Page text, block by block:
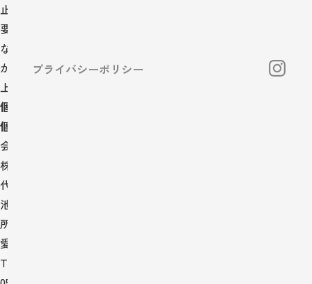
止・消去等を求める権利を有していることを確認し、これらの
要求ある場合には、異議なく速やかに対応します。
なお、当社の個人情報の取扱いにつきまして、ご意見、ご質問
がございましたら、下記までご連絡下さいますようお願い申し
上げます。
個人情報の取扱について
個人情報に関するお問合わせ先
会社名
株式会社ツリーズ
代 表
池野友昭
所在地
愛知県豊田市北篠平町大麦田36-2
T E L
プライバシーポリシー